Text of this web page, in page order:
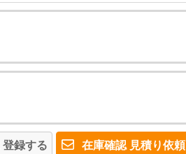
在庫確認 見積り依頼
登録する